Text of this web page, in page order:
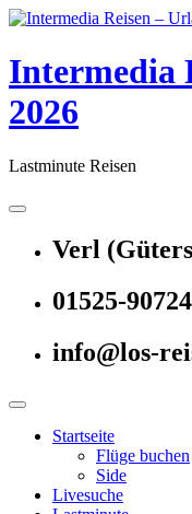
Skip
content
Intermedia
2026
Lastminute Reisen
Verl
01525-
info@los-
Startseite
Flüge buchen
Side
Livesuche